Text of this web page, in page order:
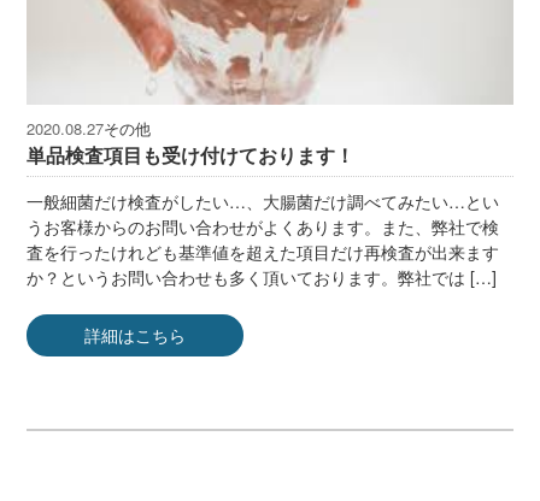
2020.08.27その他
単品検査項目も受け付けております！
一般細菌だけ検査がしたい…、大腸菌だけ調べてみたい…とい
うお客様からのお問い合わせがよくあります。また、弊社で検
査を行ったけれども基準値を超えた項目だけ再検査が出来ます
か？というお問い合わせも多く頂いております。弊社では […]
詳細はこちら